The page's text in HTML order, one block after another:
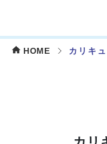
content
HOME カリキ